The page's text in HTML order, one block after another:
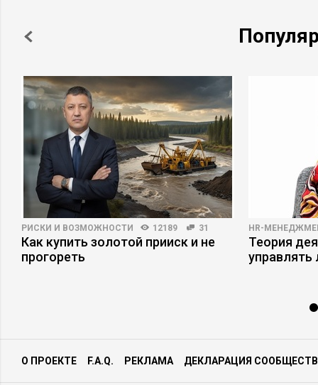
РИСКИ И ВОЗМОЖНОСТИ 12189 31
Как купить золотой прииск и не
прогореть
HR-
Теория
О ПРОЕКТЕ F.A.Q. РЕКЛАМА ДЕКЛАРАЦИЯ